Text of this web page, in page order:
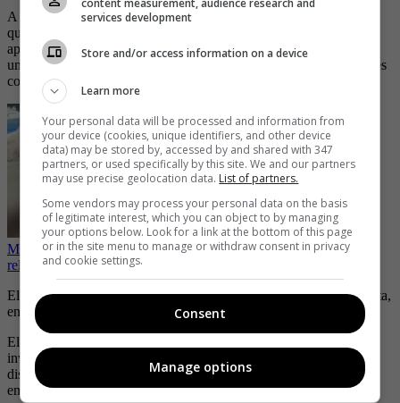
A inicios de semana, circuló en redes sociales y medios un video
que muestra a un grupo de uniformados con el rostro cubierto
apuntando sus fusiles contra niños, mujeres y otros pobladores de
una zona rural, en un incidente que el gobierno calificó el miércoles
como de “suma gravedad”.
Muy abusivos, pareja no se aguantó las ganas y terminó teniendo
relaciones en un bus
El hecho ocurrió en El Manso, un caserío del municipio de Tierralta,
en el departamento de Córdoba (norte).
El miércoles, un helicóptero que transportaba comisiones
investigadoras de la Fiscalía y la Justicia Penal Militar recibió un
disparo cuando se acercaba a la zona y debió aterrizar de
emergencia en una base militar.
services development
Store and/or access information on a device
Learn more
Your personal data will be processed and information from
your device (cookies, unique identifiers, and other device
data) may be stored by, accessed by and shared with 347
partners, or used specifically by this site. We and our partners
may use precise geolocation data. List of partners.
Some vendors may process your personal data on the basis
of legitimate interest, which you can object to by managing
your options below. Look for a link at the bottom of this page
or in the site menu to manage or withdraw consent in privacy
and cookie settings.
Consent
Manage options